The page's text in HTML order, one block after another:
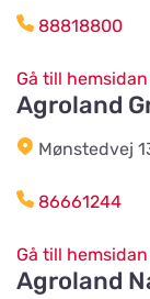
BVL
Hund &
88818800
Gå till hemsidan
Agroland
Mønstedvej
86661244
Gå till hemsidan
Agroland